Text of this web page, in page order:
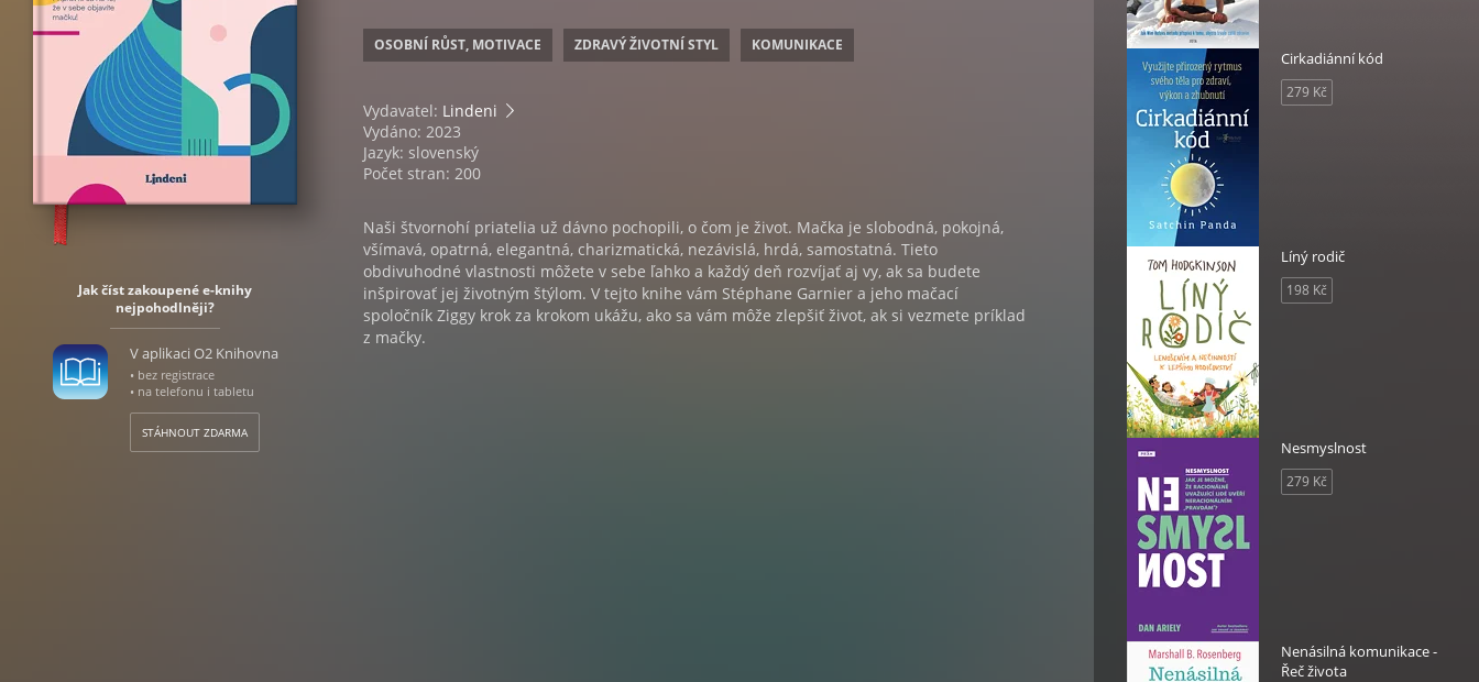
Jak číst zakoupené e-knihy
nejpohodlněji?
V aplikaci O2 Knihovna
• bez registrace
• na telefonu i tabletu
STÁHNOUT ZDARMA
OSOBNÍ RŮST, MOTIVACE ZDRAVÝ ŽIVOTNÍ STYL KOMUNIKACE
Vydavatel: Lindeni
Vydáno: 2023
Jazyk: slovenský
Počet stran: 200
Naši štvornohí priatelia už dávno pochopili, o čom je život. Mačka je slobodná, pokojná,
všímavá, opatrná, elegantná, charizmatická, nezávislá, hrdá, samostatná. Tieto
obdivuhodné vlastnosti môžete v sebe ľahko a každý deň rozvíjať aj vy, ak sa budete
inšpirovať jej životným štýlom. V tejto knihe vám Stéphane Garnier a jeho mačací
spoločník Ziggy krok za krokom ukážu, ako sa vám môže zlepšiť život, ak si vezmete príklad
z mačky.
Cirkadiánní kód
279 Kč
Líný rodič
198 Kč
Nesmyslnost
279 Kč
Nenásilná komunikace -
Řeč života